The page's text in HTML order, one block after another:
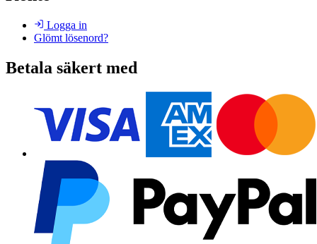
Logga in
Glömt lösenord?
Betala säkert med